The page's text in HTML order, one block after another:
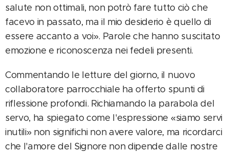
salute non ottimali, non potrò fare tutto ciò che
facevo in passato, ma il mio desiderio è quello di
essere accanto a voi». Parole che hanno suscitato
emozione e riconoscenza nei fedeli presenti.
Commentando le letture del giorno, il nuovo
collaboratore parrocchiale ha offerto spunti di
riflessione profondi. Richiamando la parabola del
servo, ha spiegato come l'espressione «siamo servi
inutili» non significhi non avere valore, ma ricordarci
che l'amore del Signore non dipende dalle nostre